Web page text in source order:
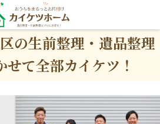
の生前整理・遺品整理
せて全部カイケツ！